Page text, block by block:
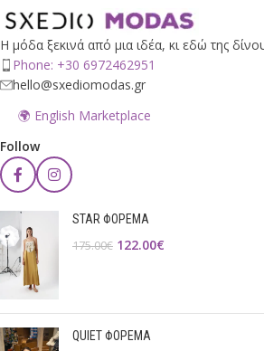
Η μόδα ξεκινά από μια ιδέα, κι εδώ της
Phone: +30 6972462951
hello@sxediomodas.gr
🌍 English Marketplace
Follow
STAR ΦΟΡΕΜΑ
175.00€ 122.00€
QUIET ΦΟΡΕΜΑ